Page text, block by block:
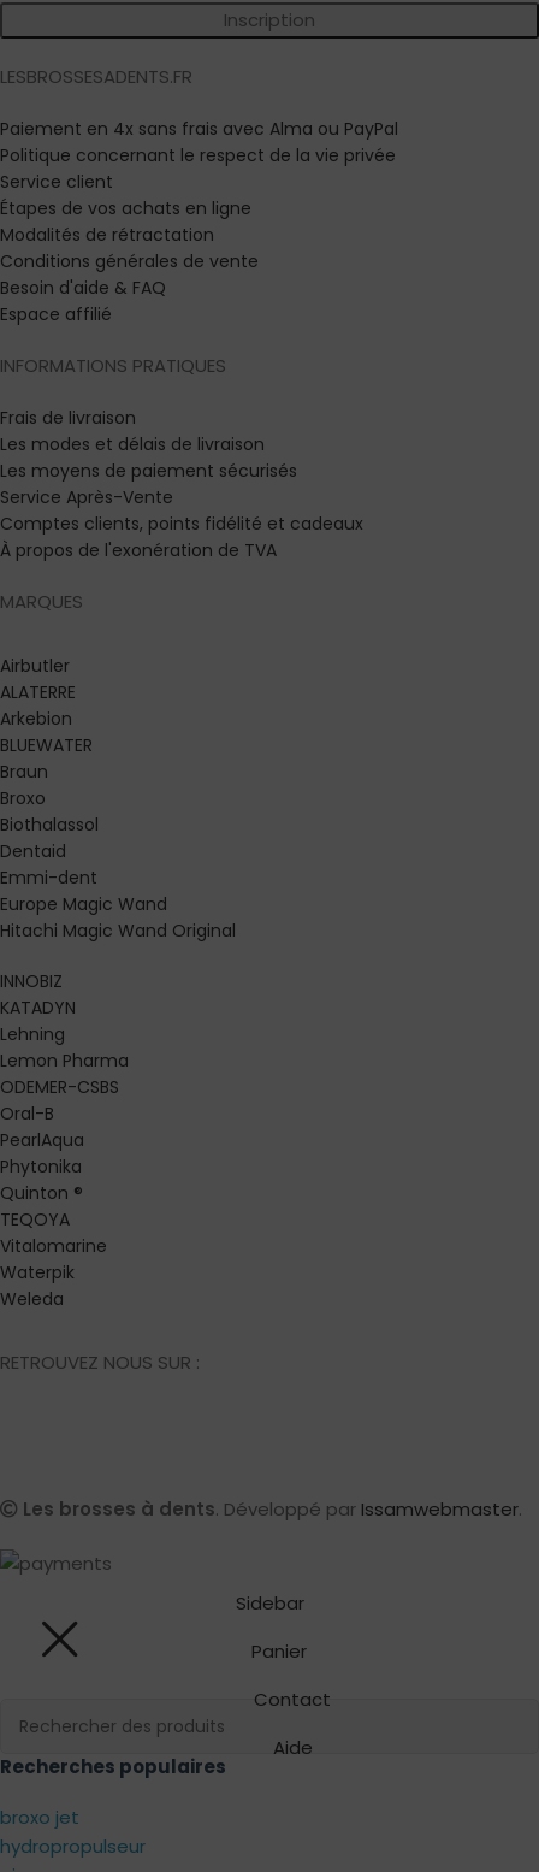
Inscription
LESBROSSESADENTS.FR
Paiement en 4x sans frais avec Alma ou PayPal
Politique concernant le respect de la vie privée
Service client
Étapes de vos achats en ligne
Modalités de rétractation
Conditions générales de vente
Besoin d'aide & FAQ
Espace affilié
INFORMATIONS PRATIQUES
Frais de livraison
Les modes et délais de livraison
Les moyens de paiement sécurisés
Service Après-Vente
Comptes clients, points fidélité et cadeaux
À propos de l'exonération de TVA
MARQUES
Airbutler
ALATERRE
Arkebion
BLUEWATER
Braun
Broxo
Biothalassol
Dentaid
Emmi-dent
Europe Magic Wand
Hitachi Magic Wand Original
INNOBIZ
KATADYN
Lehning
Lemon Pharma
ODEMER-CSBS
Oral-B
PearlAqua
Phytonika
Quinton ®
TEQOYA
Vitalomarine
Waterpik
Weleda
RETROUVEZ NOUS SUR :
Les brosses à dents. Développé par Issamwebmaster.
Recherches populaires
broxo jet
hydropropulseur
Sidebar
Panier
Contact
Aide